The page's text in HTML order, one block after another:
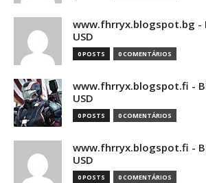
www.fhrryx.blogspot.bg -
USD
0 POSTS 0 COMENTÁRIOS
www.fhrryx.blogspot.fi -
USD
0 POSTS 0 COMENTÁRIOS
www.fhrryx.blogspot.fi -
USD
0 POSTS 0 COMENTÁRIOS